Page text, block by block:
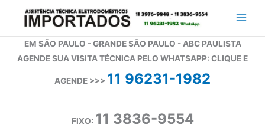
conteúdoEM SÃO PAULO - GRANDE SÃO PAULO - ABC PAULISTA
AGENDE SUA VISITA TÉCNICA PELO WHATSAPP: CLIQUE E
AGENDE >>> 11 96231-1982
FIXO: 11 3836-9554